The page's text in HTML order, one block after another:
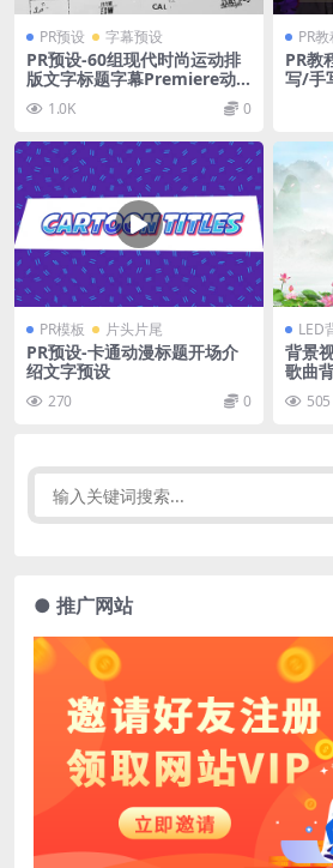
PR预设 字幕预设
PR预设-60组现代时尚运动排
版文字标题字幕Premiere动
1.0K 0
PR
PR教
写/手
PR模板 片头片尾
PR预设-卡通动漫标题开场介
绍文字预设
270 0
LED
背景
歌曲
505
● 推广网站